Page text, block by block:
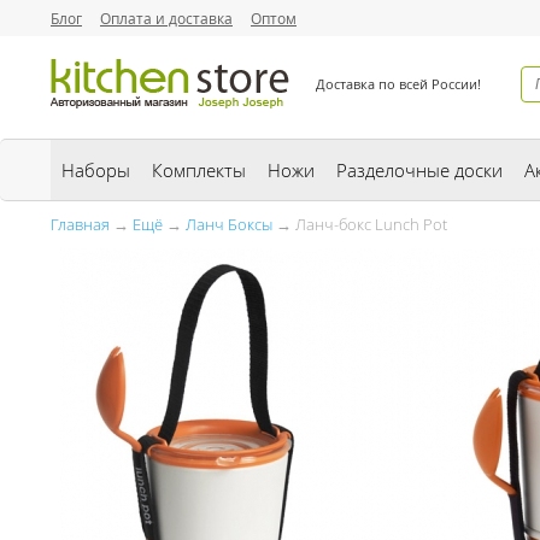
Блог Оплата и доставка Оптом
Доставка по всей России!
Наборы Комплекты Ножи Разделочные доски
Главная → Ещё → Ланч Боксы → Ланч-бокс Lunch Pot